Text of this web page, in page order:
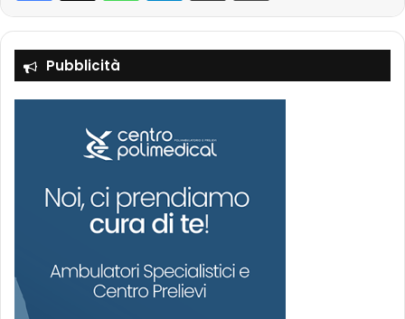
Pubblicità